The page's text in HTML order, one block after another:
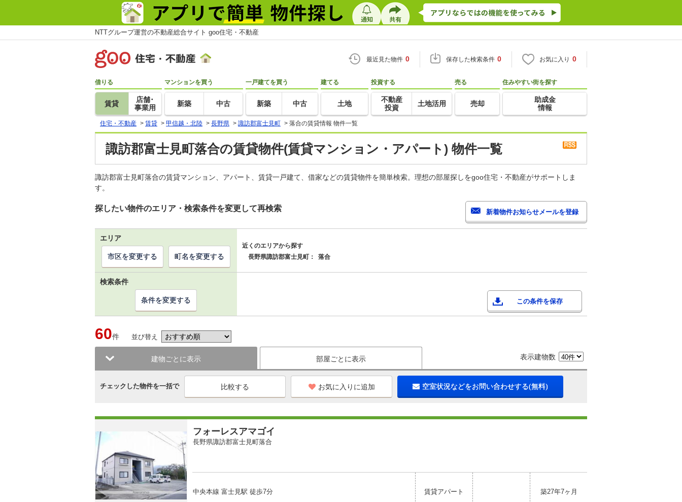
NTTグループ運営の不動産総合サイト goo住宅・不動産
最近見た物件 0 保存した検索条件 0 お気に入り 0
借りる
賃貸
店舗･
事業用
マンションを買う
新築 中古
一戸建てを買う
新築 中古
建てる
土地
投資する
不動産
投資
土地活用
売る
売却
住みやすい街を探す
助成金
情報
住宅・不動産 > 賃貸 > 甲信越・北陸 > 長野県 > 諏訪郡富士見町 > 落合の賃貸情報 物件一覧
諏訪郡富士見町落合の賃貸物件(賃貸マンション・アパート) 物件一覧
諏訪郡富士見町落合の賃貸マンション、アパート、賃貸一戸建て、借家などの賃貸物件を簡単検索。理想の部屋探しをgoo住宅・不動産がサポートしま
す。
探したい物件のエリア・検索条件を変更して再検索
エリア
近くのエリアから探す
長野県諏訪郡富士見町：
落合
市区を変更する 町名を変更する
検索条件
この条件を保存
条件を変更する
60件 並び替え
建物ごとに表示 部屋ごとに表示 表示建物数
チェックした物件を一括で お気に入りに追加 空室状況などをお問い合わせする(無料)
フォーレスアマゴイ
長野県諏訪郡富士見町落合
中央本線 富士見駅 徒歩7分 賃貸アパート 築27年7ヶ月